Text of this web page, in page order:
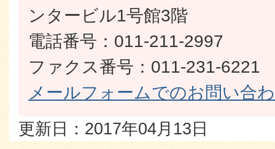
ンタービル1号館3階
電話番号：011-211-2997
ファクス番号：011-231-6221
メールフォームでのお問い合
更新日：2017年04月13日